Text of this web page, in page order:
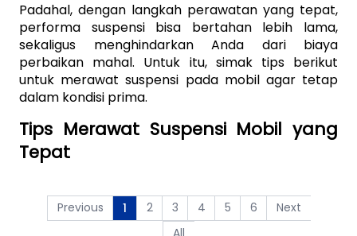
Padahal, dengan langkah perawatan yang tepat,
performa suspensi bisa bertahan lebih lama,
sekaligus menghindarkan Anda dari biaya
perbaikan mahal. Untuk itu, simak tips berikut
untuk merawat suspensi pada mobil agar tetap
dalam kondisi prima.
Tips Merawat Suspensi Mobil yang
Tepat
Previous 1 2 3 4 5 6
Next